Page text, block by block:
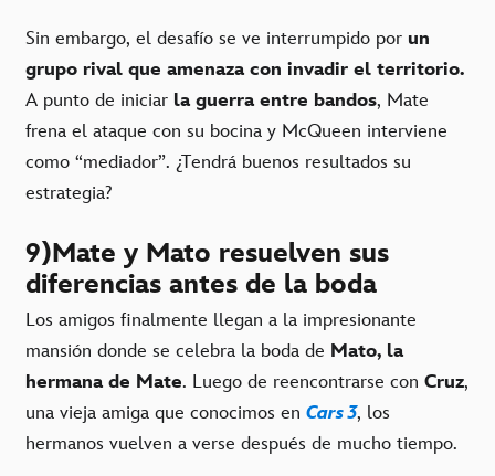
Sin embargo, el desafío se ve interrumpido por un
grupo rival que amenaza con invadir el territorio.
A punto de iniciar la guerra entre bandos, Mate
frena el ataque con su bocina y McQueen interviene
como “mediador”. ¿Tendrá buenos resultados su
estrategia?
9)Mate y Mato resuelven sus
diferencias antes de la boda
Los amigos finalmente llegan a la impresionante
mansión donde se celebra la boda de Mato, la
hermana de Mate. Luego de reencontrarse con Cruz,
una vieja amiga que conocimos en Cars 3, los
hermanos vuelven a verse después de mucho tiempo.